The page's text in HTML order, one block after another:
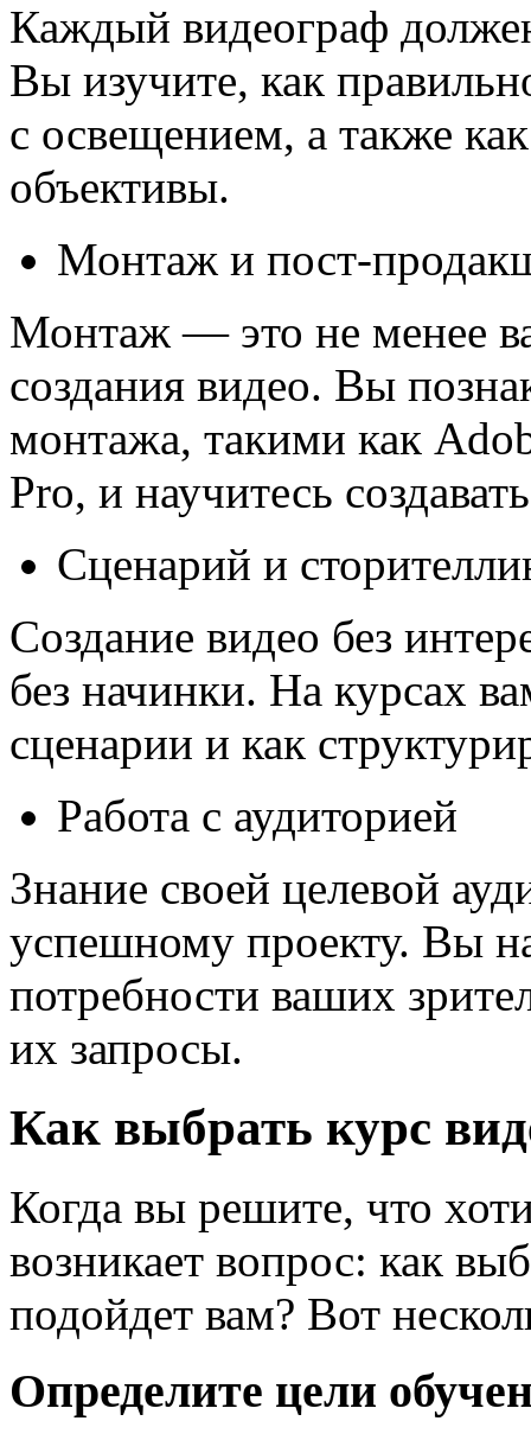
Каждый видеограф
Вы изучите, как
с освещением, а также
объективы.
Монтаж и пост-
Монтаж — это не менее
создания видео. Вы
монтажа, такими как
Pro, и научитесь
Сценарий и
Создание видео без
без начинки. На курсах
сценарии и как
Работа с аудиторией
Знание своей целевой
успешному проекту. Вы
потребности ваших
их запросы.
Как выбрать курс
Когда вы решите, что
возникает вопрос: как
подойдет вам? Вот
Определите цели